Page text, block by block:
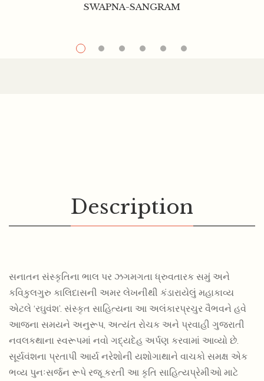
SWAPNA-SANGRAM
Description
સનાતન સંસ્કૃતિના ભાલ પર ઝગમગતા ધ્રુવતારક સમું અને
કવિકુલગુરુ કાલિદાસની અમર લેખનીથી કંડારાયેલું મહાકાવ્ય
એટલે ‘રઘુવંશ’. સંસ્કૃત સાહિત્યના આ અલંકારપ્રચુર વૈભવને હવે
આજના સમયને અનુરૂપ, અત્યંત રોચક અને પ્રવાહી ગુજરાતી
નવલકથાના સ્વરૂપમાં નવો ગદ્યદેહ અર્પણ કરવામાં આવ્યો છે.
સૂર્યવંશના પ્રતાપી આર્ય નરેશોની યશોગાથાને વાચકો સમક્ષ એક
ભવ્ય પુનઃસર્જન રૂપે રજૂ કરતી આ કૃતિ સાહિત્યપ્રેમીઓ માટે